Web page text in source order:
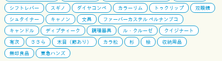
シフトレバー
スギノ ダイヤコンペ カラーリム トゥクリップ
双眼鏡
シュタイナー
キャノン 文具
ファーバーカステル ペルナンブコ
キャンドル
ディプティーク 調理器具 ル・クルーゼ
クイジナート
有次
ささら 木目（節あり） カラ松 杉 桧
収納用品
無印良品
東急ハンズ